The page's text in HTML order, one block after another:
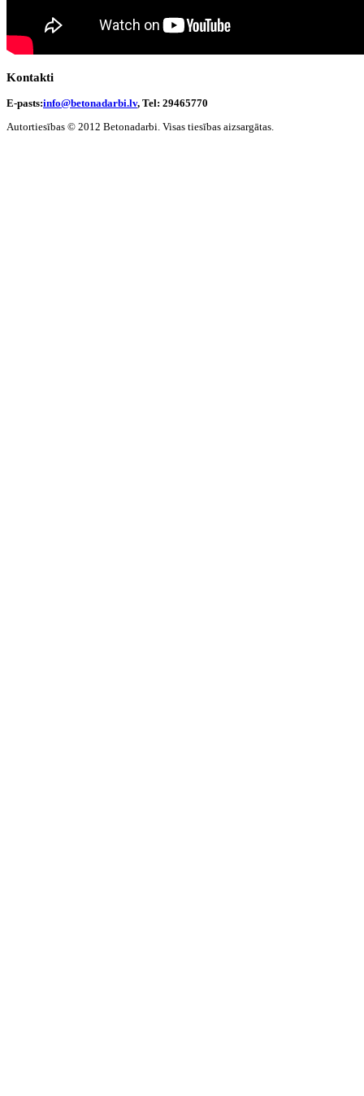
Kontakti
E-pasts:info@betonadarbi.lv, Tel: 29465770
Autortiesības © 2012 Betonadarbi. Visas tiesības aizsargātas.